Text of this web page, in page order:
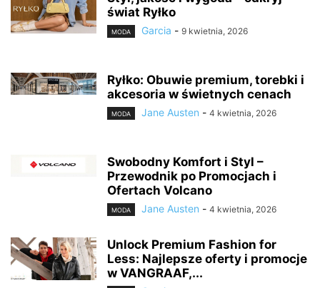
świat Ryłko
MODA Garcia - 9 kwietnia, 2026
Ryłko: Obuwie premium, torebki i
akcesoria w świetnych cenach
MODA Jane Austen - 4 kwietnia, 2026
Swobodny Komfort i Styl –
Przewodnik po Promocjach i
Ofertach Volcano
MODA Jane Austen - 4 kwietnia, 2026
Unlock Premium Fashion for
Less: Najlepsze oferty i promocje
w VANGRAAF,...